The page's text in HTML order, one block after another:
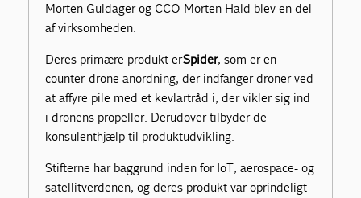
Morten Guldager og CCO Morten Hald blev en del
af virksomheden.
Deres primære produkt erSpider, som er en
counter-drone anordning, der indfanger droner ved
at affyre pile med et kevlartråd i, der vikler sig ind
i dronens propeller. Derudover tilbyder de
konsulenthjælp til produktudvikling.
Stifterne har baggrund inden for IoT, aerospace- og
satellitverdenen, og deres produkt var oprindeligt